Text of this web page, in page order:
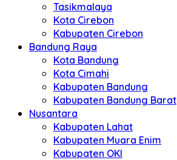
Tasikmalaya
Kota Cirebon
Kabupaten Cirebon
Bandung Raya
Kota Bandung
Kota Cimahi
Kabupaten Bandung
Kabupaten Bandung Barat
Nusantara
Kabupaten Lahat
Kabupaten Muara Enim
Kabupaten OKI